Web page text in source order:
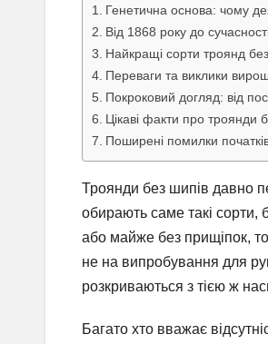
Генетична основа: чому
Від 1868 року до
Найкращі сорти троянд
Переваги та виклики
Покроковий догляд: від
Цікаві факти про троянди
Поширені помилки
Троянди без шипів давно
обирають саме такі сорти,
або майже без прищіпок,
не на випробування для
розкриваються з тією ж
Багато хто вважає